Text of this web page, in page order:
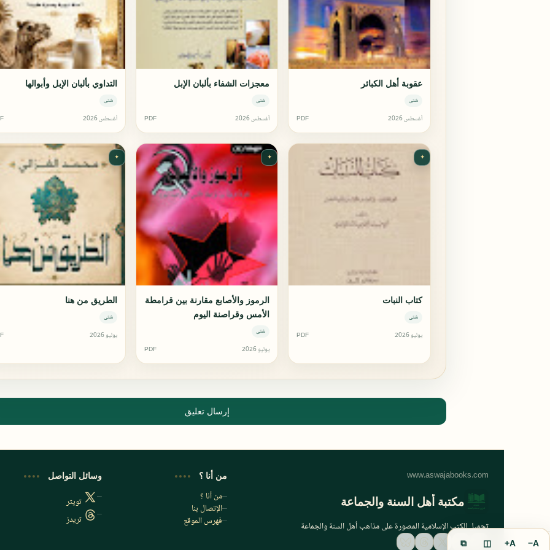
عقوبة أهل الكبائر
شتى
أغسطس 2026 PDF
معجزات الشفاء بألبان الإبل
شتى
أغسطس 2026 PDF
التداوي بألبان الإبل وأبوالها
شتى
أغسطس 2026
✦
كتاب النبات
شتى
يوليو 2026 PDF
✦
الرموز والأصابع مقارنة بين قرامطة
الأمس وقراصنة اليوم
شتى
يوليو 2026 PDF
✦
الطريق من هنا
شتى
يوليو 2026
إرسال تعليق
مكتبة أهل السنة والجماعة
تحميل الكتب الإسلامية المصورة على مذاهب أهل السنة والجماعة
من أنا ؟
من أنا ؟
الإتصال بنا
فهرس الموقع
وسائل التواصل
تويتر
ثريدز
A−
A+
◫
⧉